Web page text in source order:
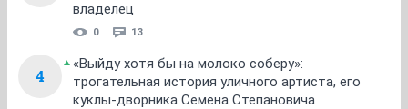
владелец
0 13
4
«Выйду хотя бы на молоко соберу»:
трогательная история уличного артиста, его
куклы-дворника Семена Степановича